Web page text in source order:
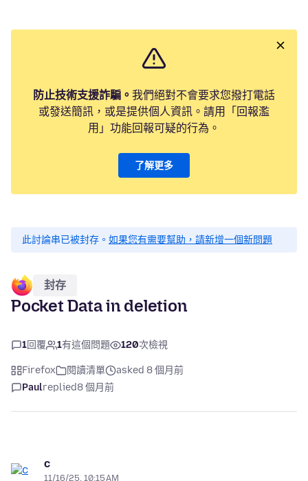
防止技術支援詐騙。 我們絕對不會要求您撥打電話
或發送簡訊，或是提供個人資訊。請用「回報濫
用」功能回報可疑的行為。
了解更多
此討論串已被封存。 如果您有需要幫助，請新增一個新問題
封存
Pocket Data in deletion
1回覆 1有這個問題 120次檢視
Firefox 閱讀清單
asked 8 個月前
Paulreplied8 個月前
c
11/16/25, 10:15 AM